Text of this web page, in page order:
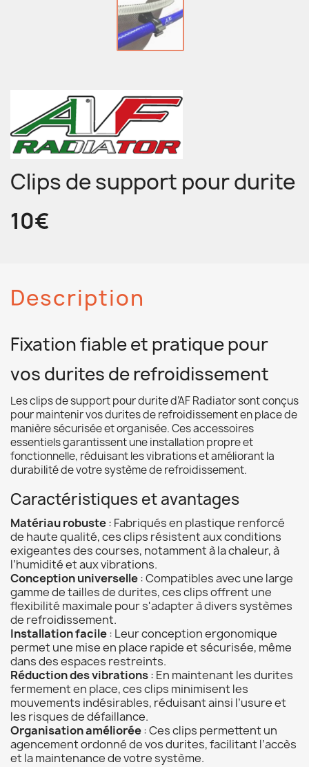
Clips de support pour durite
10€
Description
Fixation fiable et pratique pour
vos durites de refroidissement
Les clips de support pour durite d’AF Radiator sont conçus
pour maintenir vos durites de refroidissement en place de
manière sécurisée et organisée. Ces accessoires
essentiels garantissent une installation propre et
fonctionnelle, réduisant les vibrations et améliorant la
durabilité de votre système de refroidissement.
Caractéristiques et avantages
Matériau robuste: Fabriqués en plastique renforcé
de haute qualité, ces clips résistent aux conditions
exigeantes des courses, notamment à la chaleur, à
l’humidité et aux vibrations.
Conception universelle: Compatibles avec une large
gamme de tailles de durites, ces clips offrent une
flexibilité maximale pour s'adapter à divers systèmes
de refroidissement.
Installation facile: Leur conception ergonomique
permet une mise en place rapide et sécurisée, même
dans des espaces restreints.
Réduction des vibrations: En maintenant les durites
fermement en place, ces clips minimisent les
mouvements indésirables, réduisant ainsi l’usure et
les risques de défaillance.
Organisation améliorée: Ces clips permettent un
agencement ordonné de vos durites, facilitant l’accès
et la maintenance de votre système.